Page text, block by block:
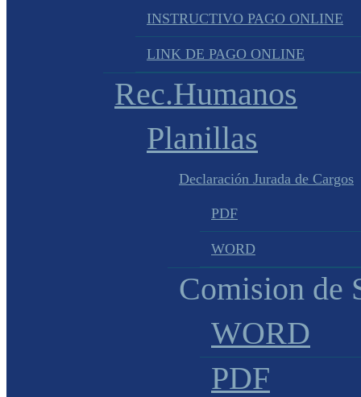
INSTRUCTIVO PAGO ONLINE
LINK DE PAGO ONLINE
Rec.Humanos
Planillas
Declaración Jurada de Cargos
PDF
WORD
Comision de
WORD
PDF